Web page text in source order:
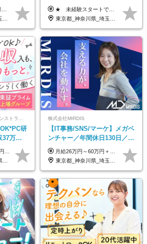
日祝休
ます。
定受賞◇完全週休2日◇賞与年
2回 /p13
★ 未経験スタートでも月収40万円以上も目指せます！ ★ ★ 試用期間6か月あり／給与・待遇に変更なし ★ ＼パターン①orパターン②で給与形態の選択が可能／ ＜パターン①＞ 月給+交通費+（残業代は全額別途支給） 【首都圏・関東・北信越】 月給30.0万円以上 【関西】 月給27.5万円以上 【中部】 月給26.5万円以上 【東北】 月給24.5万円以上 【北海道】 月給24.0万円以上 【九州・中四国】 月給25.5万円以上 ＜パターン②＞ 月給（固定残業代20H含む）+交通費+賞与年2回+残業代 （※20H場合を超過した場合は全額別途支給） 【首都圏・関東・北信越】 月給25.0万円以上 【関 西・中部】 月給24.5万円以上 【東 北・北海道・九州・中四国】 月給23.5万円以上 ※上記給与には固定残業代（月20H分）を含みます 固定残業代は残業の有無に関わらず支給し、超過分は別途全額支給いたします ①②の給与形態はご本人様と相談の上、最終的に会社が決定いたします （内定時に通知） ■給与改定年1回 ■(※)賞与年2回（昨年度支給実績2回／頑張りを評価） (※)支給条件に規定あり
東京都_神奈川県_埼玉県_千葉県_大阪府_愛知県_北海道_青森県_岩手県_宮城県_秋田県_山形県_福島県_茨城県_栃木県_群馬県_新潟県_山梨県_長野県_富山県_石川県_福井県_静岡県_岐阜県_三重県_兵庫県_京都府_滋賀県_奈良県_和歌山県_広島県_岡山県_鳥取県_島根県_山口県_徳島県_香川県_愛媛県_高知県_福岡県_熊本県_佐賀県_長崎県_大分県_宮崎県_鹿児島県_沖縄県
研
37万円
、支給額を決定します。
県
株式会社MIRDIS
【IT事務/SNS/マーケ】メガベ
ンチャー／年間休日130日／
SNS業務／リモート可能／未
経験◎
月給26万円～60万円＋賞与1回＋各種手当 ★Point：経験者の方は100％年収UPでの待遇提示も可能！ ※試用期間6カ月 ※期間中は月給23万円以上～スタート ※期間中は契約社員
東京都_神奈川県_埼玉県_千葉県